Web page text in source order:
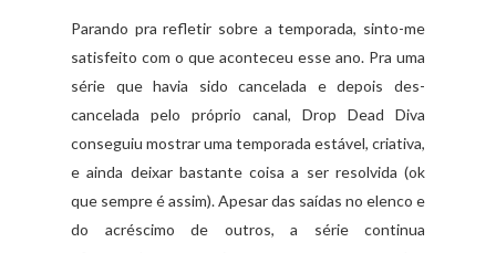
Parando pra refletir sobre a temporada, sinto-me
satisfeito com o que aconteceu esse ano. Pra uma
série que havia sido cancelada e depois des-
cancelada pelo próprio canal, Drop Dead Diva
conseguiu mostrar uma temporada estável, criativa,
e ainda deixar bastante coisa a ser resolvida (ok
que sempre é assim). Apesar das saídas no elenco e
do acréscimo de outros, a série continua